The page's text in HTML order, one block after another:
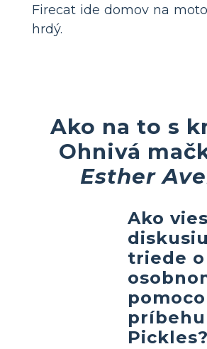
Firecat ide domov na
hrdý.
Ako na to s
Ohnivá
Esther
Ako
triede o
príbehu
Pickles?